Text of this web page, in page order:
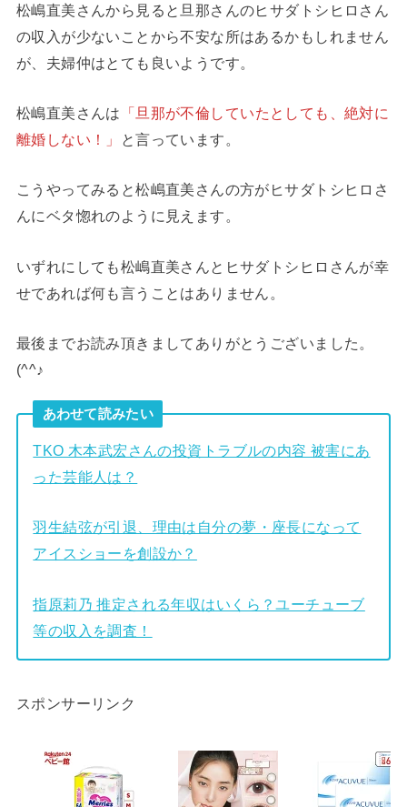
松嶋直美さんから見ると旦那さんのヒサダトシヒロさん
の収入が少ないことから不安な所はあるかもしれません
が、夫婦仲はとても良いようです。
松嶋直美さんは 「旦那が不倫していたとしても、絶対に
離婚しない！」
と言っています。
こうやってみると松嶋直美さんの方がヒサダトシヒロさ
んにベタ惚れのように見えます。
いずれにしても松嶋直美さんとヒサダトシヒロさんが幸
せであれば何も言うことはありません。
最後までお読み頂きましてありがとうございました。
(^^♪
あわせて読みたい
TKO 木本武宏さんの投資トラブルの内容 被害にあ
った芸能人は？
羽生結弦が引退、理由は自分の夢・座長になって
アイスショーを創設か？
指原莉乃 推定される年収はいくら？ユーチューブ
等の収入を調査！
スポンサーリンク